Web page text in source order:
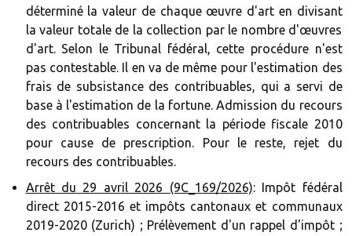
déterminé la valeur de chaque œuvre d'art en divisant
la valeur totale de la collection par le nombre d'œuvres
d'art. Selon le Tribunal fédéral, cette procédure n'est
pas contestable. Il en va de même pour l'estimation des
frais de subsistance des contribuables, qui a servi de
base à l'estimation de la fortune. Admission du recours
des contribuables concernant la période fiscale 2010
pour cause de prescription. Pour le reste, rejet du
recours des contribuables.
Arrêt du 29 avril 2026 (9C_169/2026): Impôt fédéral
direct 2015-2016 et impôts cantonaux et communaux
2019-2020 (Zurich) ; Prélèvement d'un rappel d'impôt ;